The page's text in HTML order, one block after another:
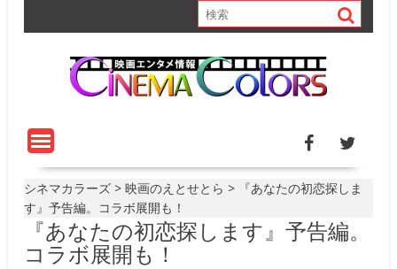
シネマカラーズ >映画のえとせとら >
『あなたの初恋探しま
す』予告編。コラボ展開も！
『あなたの初恋探します』予告編。
コラボ展開も！